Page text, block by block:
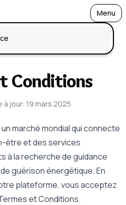
MenuOpen
Conditions
à jour: 19 mars 2025
un marché mondial qui connecte
être et des services
à la recherche de guidance
guérison énergétique. En
plateforme, vous acceptez
et Conditions.